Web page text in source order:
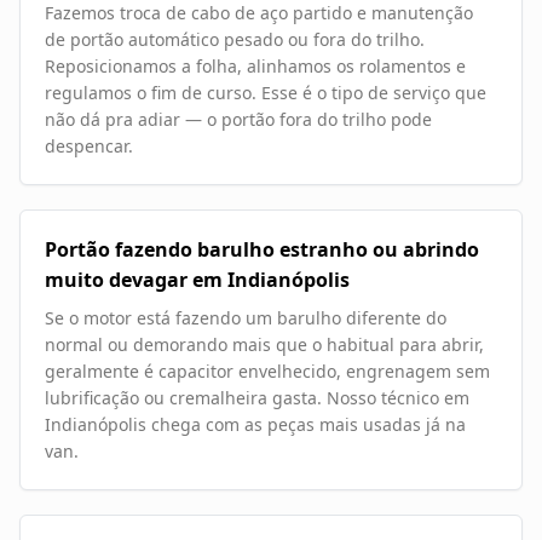
Fazemos troca de cabo de aço partido e manutenção
de portão automático pesado ou fora do trilho.
Reposicionamos a folha, alinhamos os rolamentos e
regulamos o fim de curso. Esse é o tipo de serviço que
não dá pra adiar — o portão fora do trilho pode
despencar.
Portão fazendo barulho estranho ou abrindo
muito devagar em Indianópolis
Se o motor está fazendo um barulho diferente do
normal ou demorando mais que o habitual para abrir,
geralmente é capacitor envelhecido, engrenagem sem
lubrificação ou cremalheira gasta. Nosso técnico em
Indianópolis chega com as peças mais usadas já na
van.